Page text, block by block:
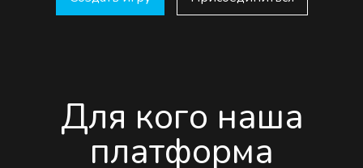
Для кого наша
платформа